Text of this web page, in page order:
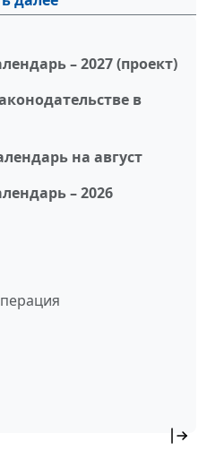
– 2027 (проект)
в
на август
– 2026